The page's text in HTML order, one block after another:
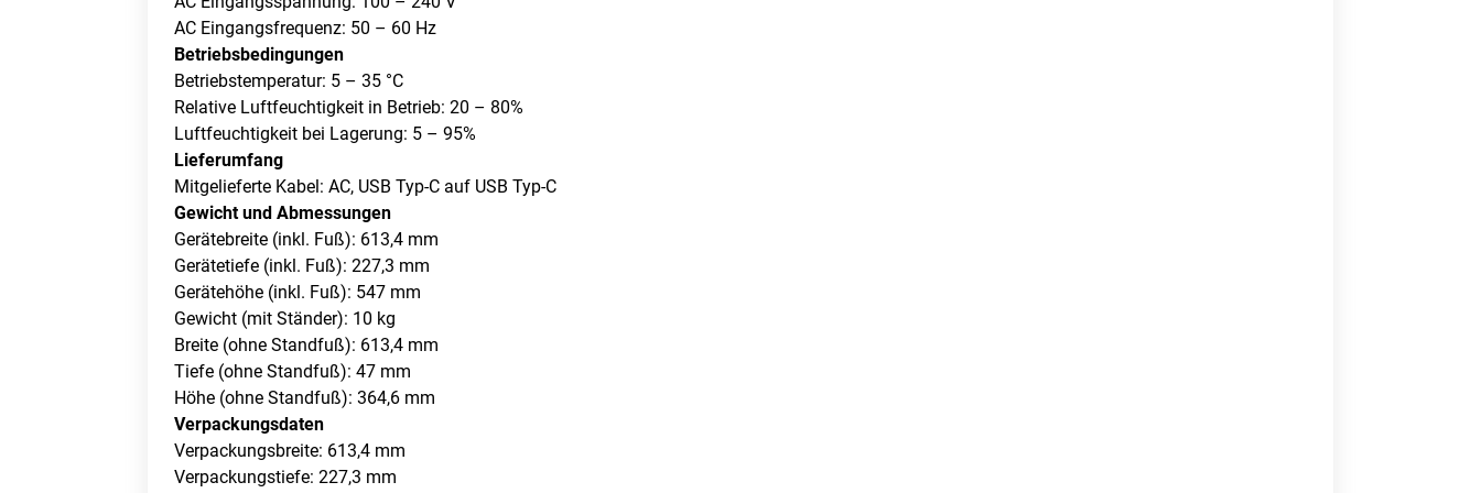
AC Eingangsfrequenz: 50 – 60 Hz
Betriebsbedingungen
Betriebstemperatur: 5 – 35 °C
Relative Luftfeuchtigkeit in Betrieb: 20 – 80%
Luftfeuchtigkeit bei Lagerung: 5 – 95%
Lieferumfang
Mitgelieferte Kabel: AC, USB Typ-C auf USB Typ-C
Gewicht und Abmessungen
Gerätebreite (inkl. Fuß): 613,4 mm
Gerätetiefe (inkl. Fuß): 227,3 mm
Gerätehöhe (inkl. Fuß): 547 mm
Gewicht (mit Ständer): 10 kg
Breite (ohne Standfuß): 613,4 mm
Tiefe (ohne Standfuß): 47 mm
Höhe (ohne Standfuß): 364,6 mm
Verpackungsdaten
Verpackungsbreite: 613,4 mm
Verpackungstiefe: 227,3 mm